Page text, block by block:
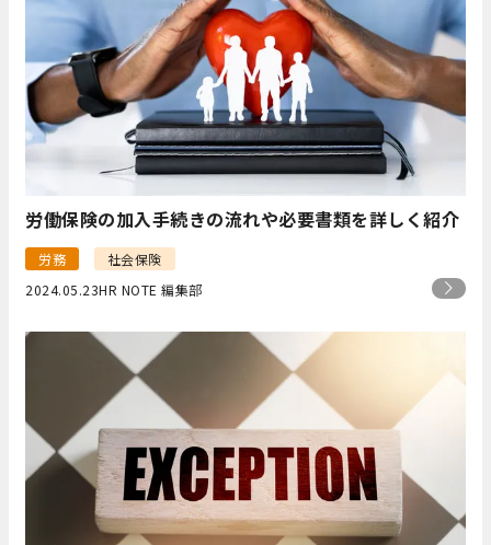
労働保険の加入手続きの流れや必要書類を詳しく紹介
労務
社会保険
2024.05.23HR NOTE 編集部